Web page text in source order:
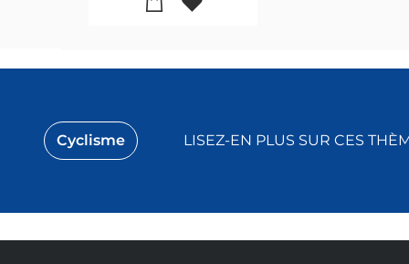
Cyclisme LISEZ-EN PLUS SUR CES